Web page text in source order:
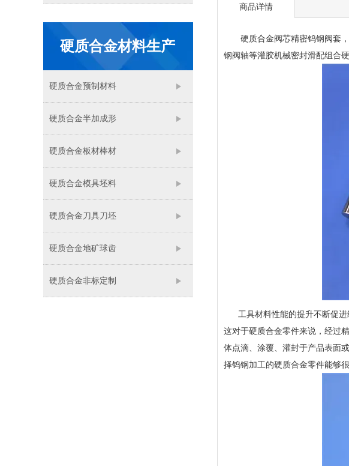
硬质合金材料生产
硬质合金预制材料
硬质合金半加成形
硬质合金板材棒材
硬质合金模具坯料
硬质合金刀具刀坯
硬质合金地矿球齿
硬质合金非标定制
商品详情
硬质合金阀芯精密钨钢阀套，
钢阀轴等灌胶机械密封滑配组合
工具材料性能的提升不断促进
这对于硬质合金零件来说，经过
体点滴、涂覆、灌封于产品表面
择钨钢加工的硬质合金零件能够